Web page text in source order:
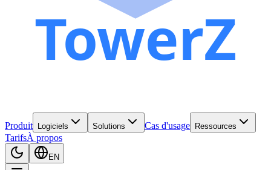
Produit Logiciels Solutions Cas d'usage Ressources
TarifsÀ propos
EN